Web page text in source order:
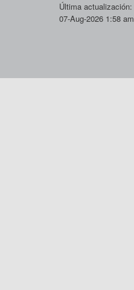
Última actualización:
07-Aug-2026 1:58 am